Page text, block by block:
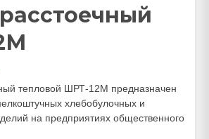
тепловой ШРТ-12М предназначен
хлебобулочных и
на предприятиях общественного